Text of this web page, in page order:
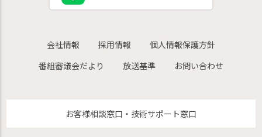
会社情報 採用情報
個人情報保護方針
番組審議会だより
放送基準 お問い合わせ
お客様相談窓口・技術サポート窓口